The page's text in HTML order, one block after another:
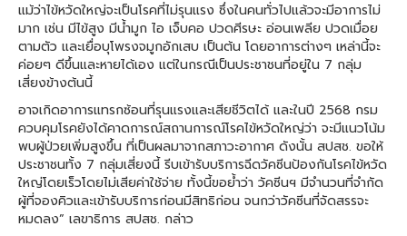
แม้ว่าไข้หวัดใหญ่จะเป็นโรคที่ไม่รุนแรง ซึ่งในคนทั่วไปแล้วจะมีอาการไม่
มาก เช่น มีไข้สูง มีน้ำมูก ไอ เจ็บคอ ปวดศีรษะ อ่อนเพลีย ปวดเมื่อย
ตามตัว และเยื่อบุโพรงจมูกอักเสบ เป็นต้น โดยอาการต่างๆ เหล่านี้จะ
ค่อยๆ ดีขึ้นและหายได้เอง แต่ในกรณีเป็นประชาชนที่อยู่ใน 7 กลุ่ม
เสี่ยงข้างต้นนี้
อาจเกิดอาการแทรกซ้อนที่รุนแรงและเสียชีวิตได้ และในปี 2568 กรม
ควบคุมโรคยังได้คาดการณ์สถานการณ์โรคไข้หวัดใหญ่ว่า จะมีแนวโน้ม
พบผู้ป่วยเพิ่มสูงขึ้น ที่เป็นผลมาจากสภาวะอากาศ ดังนั้น สปสช. ขอให้
ประชาชนทั้ง 7 กลุ่มเสี่ยงนี้ รีบเข้ารับบริการฉีดวัคซีนป้องกันโรคไข้หวัด
ใหญ่โดยเร็วโดยไม่เสียค่าใช้จ่าย ทั้งนี้ขอย้ำว่า วัคซีนฯ มีจำนวนที่จำกัด
ผู้ที่จองคิวและเข้ารับบริการก่อนมีสิทธิก่อน จนกว่าวัคซีนที่จัดสรรจะ
หมดลง” เลขาธิการ สปสช. กล่าว